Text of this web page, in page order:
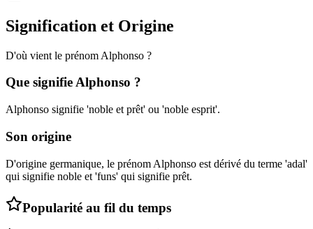
Signification et Origine
D'où vient le prénom Alphonso ?
Que signifieAlphonso ?
Alphonso signifie 'noble et prêt' ou 'noble esprit'.
Son origine
D'origine germanique, le prénom Alphonso est dérivé du terme 'adal'
qui signifie noble et 'funs' qui signifie prêt.
Popularité au fil du temps